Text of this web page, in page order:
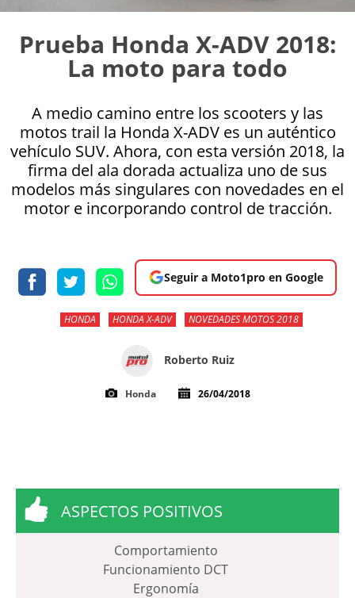
Prueba Honda X-ADV 2018:
La moto para todo
A medio camino entre los scooters y las
motos trail la Honda X-ADV es un auténtico
vehículo SUV. Ahora, con esta versión 2018, la
firma del ala dorada actualiza uno de sus
modelos más singulares con novedades en el
motor e incorporando control de tracción.
Seguir a Moto1pro en Google
HONDA HONDA X-ADV NOVEDADES MOTOS 2018
Roberto Ruiz
Honda 26/04/2018
ASPECTOS POSITIVOS
Comportamiento
Funcionamiento DCT
Ergonomía